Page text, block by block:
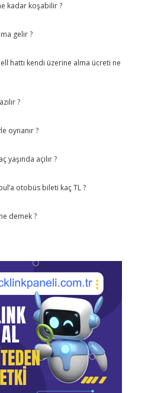
kadar koşabilir ?
gelir ?
hattı kendi üzerine alma ücreti ne
?
oynanır ?
yaşında açılır ?
otobüs bileti kaç TL ?
demek ?